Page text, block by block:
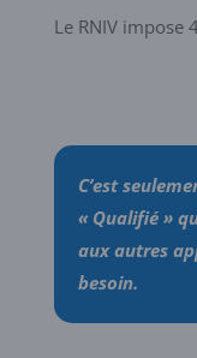
Le RNIV impose
C’est
« Qualifié »
aux autres
besoin.